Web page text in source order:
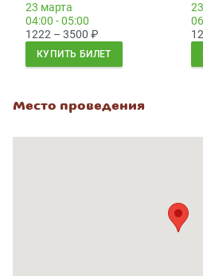
23 марта
04:00 - 05:00
1222 – 3500 ₽
КУПИТЬ БИЛЕТ
Место проведения